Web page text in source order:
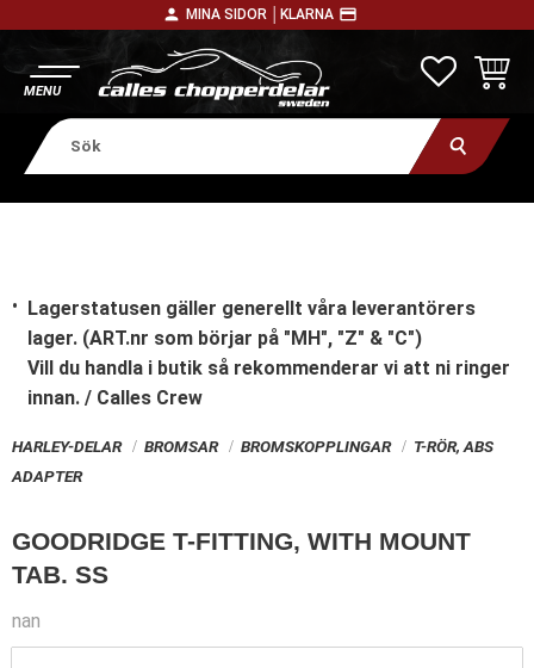
person MINA SIDOR │ KLARNA payment
Lagerstatusen gäller generellt våra leverantörers
lager. (ART.nr som börjar på "MH", "Z" & "C")
Vill du handla i butik så rekommenderar vi att ni ringer
innan. / Calles Crew
HARLEY-DELAR BROMSAR BROMSKOPPLINGAR
T-RÖR, ABS
ADAPTER
GOODRIDGE T-FITTING, WITH MOUNT
TAB. SS
nan